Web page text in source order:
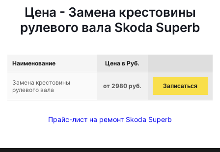
Цена - Замена крестовины
рулевого вала Skoda Superb
Наименование Цена в Руб.
Замена крестовины
рулевого вала
от 2980 руб. Записаться
Прайс-лист на ремонт Skoda Superb